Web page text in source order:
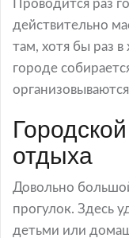
Проводится раз
действительно
там, хотя бы раз
городе
отдыха
Довольно
прогулок. Здесь
детьми или